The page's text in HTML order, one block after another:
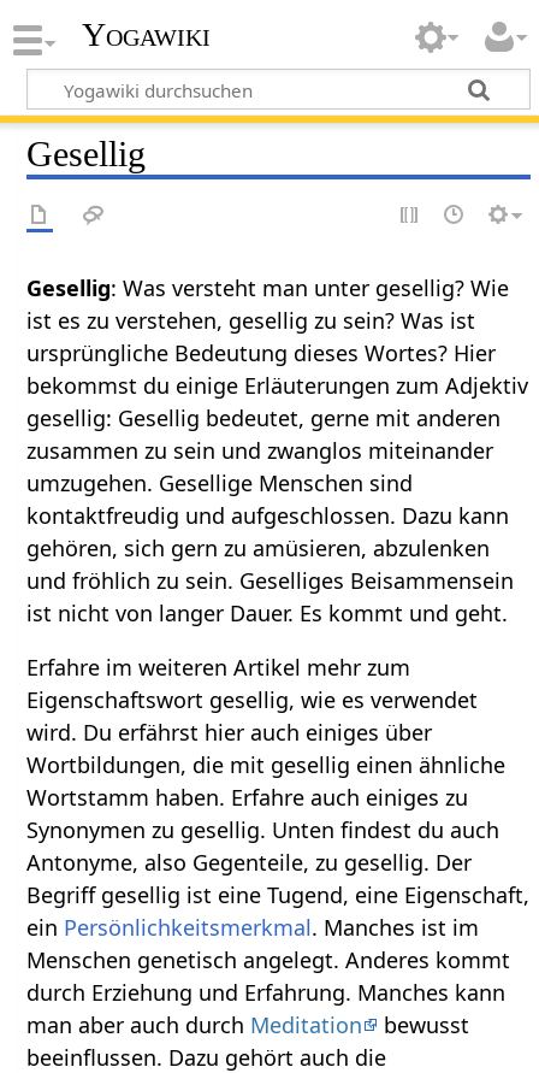
Yogawiki
Gesellig
Gesellig: Was versteht man unter gesellig? Wie
ist es zu verstehen, gesellig zu sein? Was ist
ursprüngliche Bedeutung dieses Wortes? Hier
bekommst du einige Erläuterungen zum Adjektiv
gesellig: Gesellig bedeutet, gerne mit anderen
zusammen zu sein und zwanglos miteinander
umzugehen. Gesellige Menschen sind
kontaktfreudig und aufgeschlossen. Dazu kann
gehören, sich gern zu amüsieren, abzulenken
und fröhlich zu sein. Geselliges Beisammensein
ist nicht von langer Dauer. Es kommt und geht.
Erfahre im weiteren Artikel mehr zum
Eigenschaftswort gesellig, wie es verwendet
wird. Du erfährst hier auch einiges über
Wortbildungen, die mit gesellig einen ähnliche
Wortstamm haben. Erfahre auch einiges zu
Synonymen zu gesellig. Unten findest du auch
Antonyme, also Gegenteile, zu gesellig. Der
Begriff gesellig ist eine Tugend, eine Eigenschaft,
ein Persönlichkeitsmerkmal. Manches ist im
Menschen genetisch angelegt. Anderes kommt
durch Erziehung und Erfahrung. Manches kann
man aber auch durch Meditation
bewusst
beeinflussen. Dazu gehört auch die